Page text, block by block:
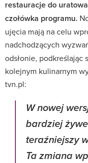
restauracje do
czołówka programu.
ujęcia mają na celu
nadchodzących
odsłonie, podkreślając
kolejnym kulinarnym
tvn.pl:
W nowej
bardziej
teraźniejszy
Ta zmiana